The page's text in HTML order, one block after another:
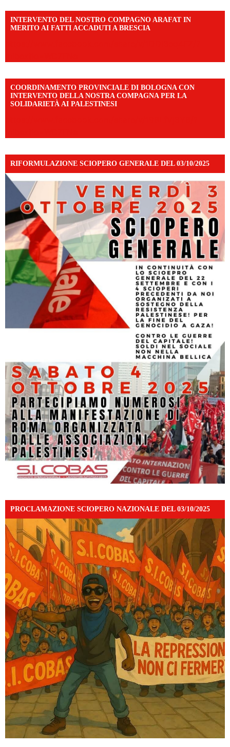
INTERVENTO DEL NOSTRO COMPAGNO ARAFAT IN
MERITO AI FATTI ACCADUTI A BRESCIA
COORDINAMENTO PROVINCIALE DI BOLOGNA CON
INTERVENTO DELLA NOSTRA COMPAGNA PER LA
SOLIDARIETÀ AI PALESTINESI
RIFORMULAZIONE SCIOPERO GENERALE DEL 03/10/2025
PROCLAMAZIONE SCIOPERO NAZIONALE DEL 03/10/2025